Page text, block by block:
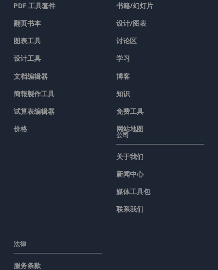
PDF 工具套件
翻页书本
图表工具
设计工具
文档编辑器
簡報製作工具
试算表编辑器
价格
书籍/幻灯片
设计/图表
讨论区
学习
博客
知识
免费工具
网站地图
公司
关于我们
新闻中心
媒体工具包
联系我们
法律
服务条款